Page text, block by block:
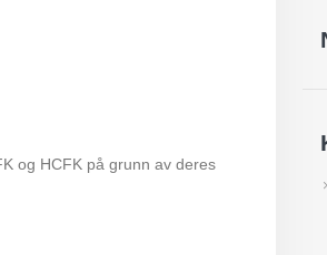
og HCFK på grunn av deres